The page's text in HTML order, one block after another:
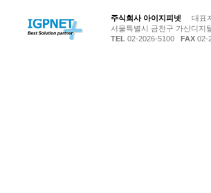
주식회사 아이지피넷 대표
서울특별시 금천구 가산디
TEL 02-2026-5100 FAX 02-
© Copyright 저작권 보호